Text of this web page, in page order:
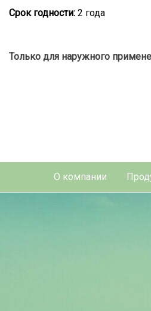
Срок годности: 2 года
Только для наружного
О компании